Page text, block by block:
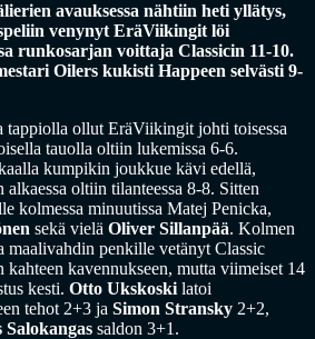
avauksessa nähtiin heti yllätys,
venynyt EräViikingit löi
runkosarjan voittaja Classicin 11-10.
Oilers kukisti Happeen selvästi 9-
tappiolla ollut EräViikingit johti toisessa
tauolla oltiin lukemissa 6-6.
kumpikin joukkue kävi edellä,
oltiin tilanteessa 8-8. Sitten
kolmessa minuutissa Matej Penicka,
sekä vielä Oliver Sillanpää. Kolmen
maalivahdin penkille vetänyt Classic
kavennukseen, mutta viimeiset 14
kesti. Otto Ukskoski latoi
tehot 2+3 ja Simon Stransky 2+2,
Salokangas saldon 3+1.